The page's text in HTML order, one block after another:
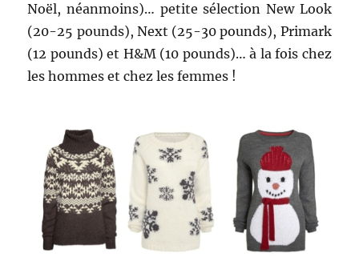
Noël, néanmoins)… petite sélection New Look
(20-25 pounds), Next (25-30 pounds), Primark
(12 pounds) et H&M (10 pounds)… à la fois chez
les hommes et chez les femmes !